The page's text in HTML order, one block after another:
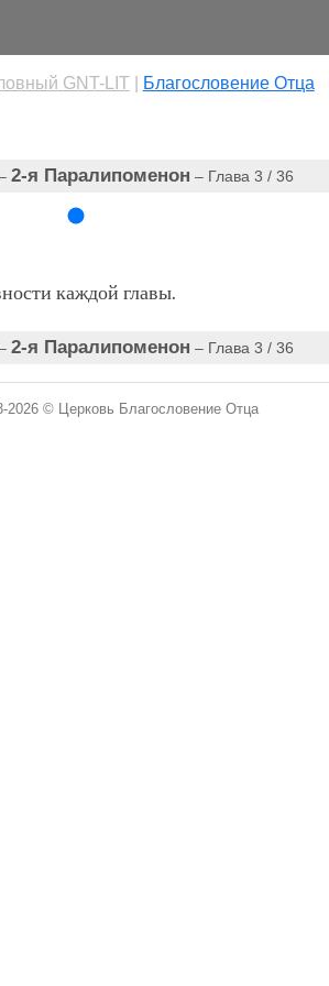
GNT-LIT| Благословение Отца
–2-я Паралипоменон – Глава 3 / 36
каждой главы.
–2-я Паралипоменон – Глава 3 / 36
2026 © Церковь Благословение Отца